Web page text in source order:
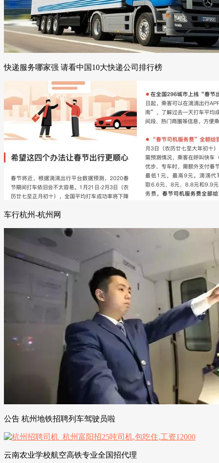
快递服务哪家强 请看中国10大快递公司排行榜
车行杭州-杭州网
公告 杭州地铁招聘列车驾驶员啦
云南农业学校航空高铁专业全国招代理